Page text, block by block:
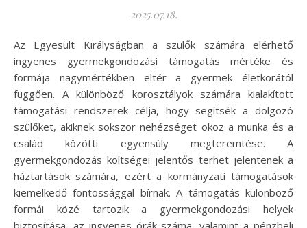
2025.07.18.
Az Egyesült Királyságban a szülők számára elérhető
ingyenes gyermekgondozási támogatás mértéke és
formája nagymértékben eltér a gyermek életkorától
függően. A különböző korosztályok számára kialakított
támogatási rendszerek célja, hogy segítsék a dolgozó
szülőket, akiknek sokszor nehézséget okoz a munka és a
család közötti egyensúly megteremtése. A
gyermekgondozás költségei jelentős terhet jelentenek a
háztartások számára, ezért a kormányzati támogatások
kiemelkedő fontossággal bírnak. A támogatás különböző
formái közé tartozik a gyermekgondozási helyek
biztosítása, az ingyenes órák száma, valamint a pénzbeli